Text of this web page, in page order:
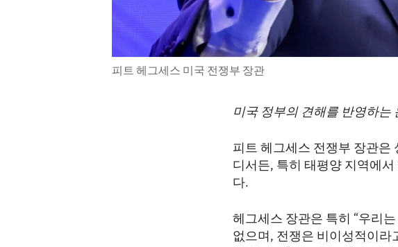
피트 헤그세스 미국 전쟁부 장관
미국 정부의 견해를 반영하는
피트 헤그세스 전쟁부 장관은
디서든, 특히 태평양 지역에
다.
헤그세스 장관은 특히 “우리
없으며, 전쟁은 비이성적이라